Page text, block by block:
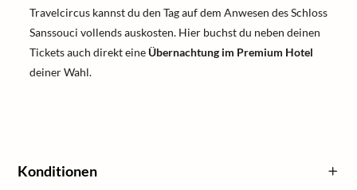
Travelcircus kannst du den Tag auf dem Anwesen des Schloss
Sanssouci vollends auskosten. Hier buchst du neben deinen
Tickets auch direkt eine Übernachtung im Premium Hotel
deiner Wahl.
Konditionen